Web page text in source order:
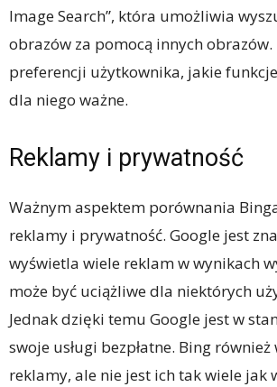
Image Search”, która umożliwia
obrazów za pomocą innych obrazów.
preferencji użytkownika, jakie
dla niego ważne.
Reklamy i prywatność
Ważnym aspektem porównania
reklamy i prywatność. Google jest
wyświetla wiele reklam w wynikach
może być uciążliwe dla niektórych
Jednak dzięki temu Google jest w
swoje usługi bezpłatne. Bing
reklamy, ale nie jest ich tak wiele jak